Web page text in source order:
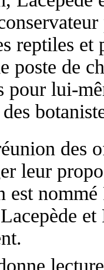
reptiles
poste de
pour lui-
des
leur
est
et